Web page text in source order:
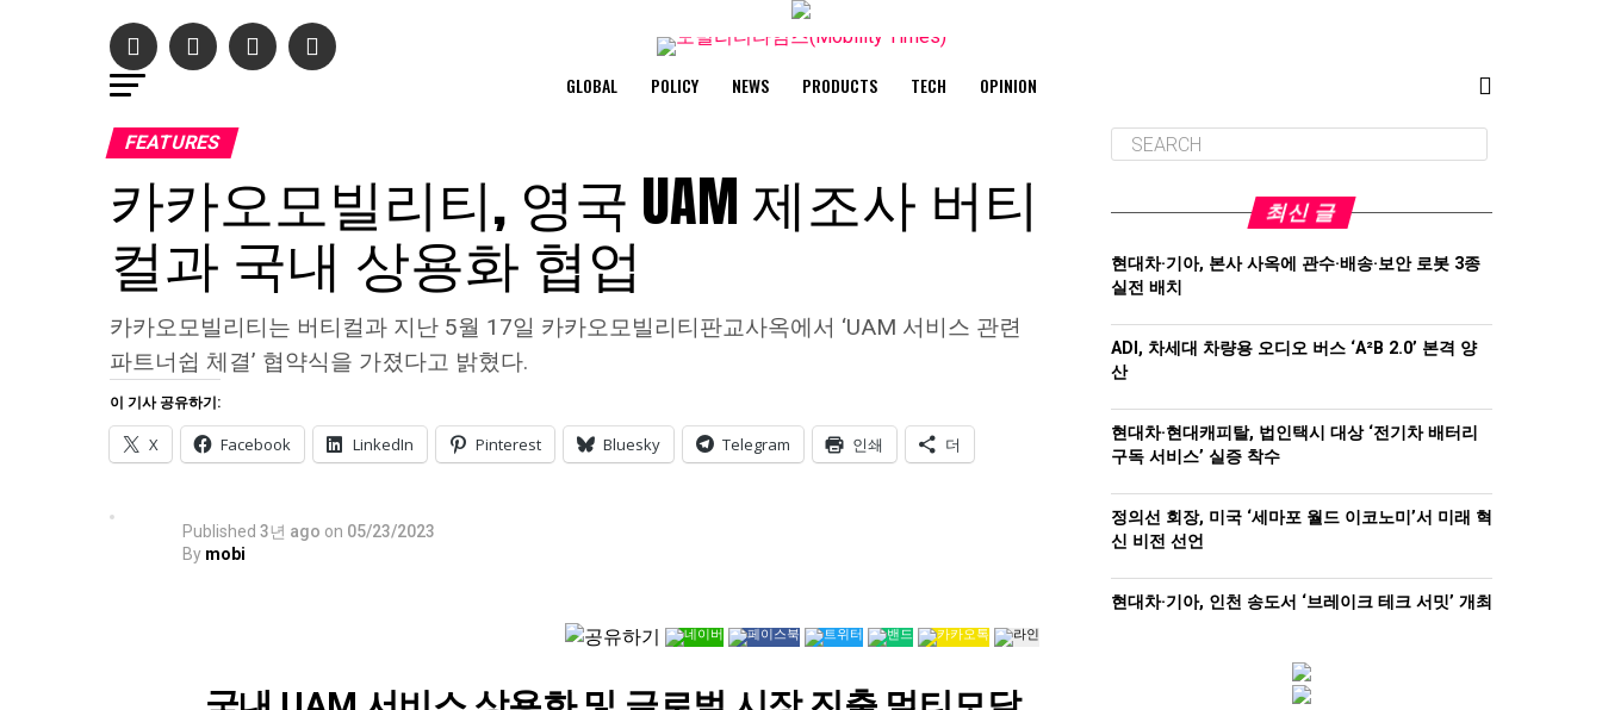
GLOBAL POLICY NEWS PRODUCTS TECH OPINION
FEATURES
카카오모빌리티, 영국 UAM 제조사 버티
컬과 국내 상용화 협업
카카오모빌리티는 버티컬과 지난 5월 17일 카카오모빌리티판교사옥에서 ‘UAM 서비스 관련
파트너쉽 체결’ 협약식을 가졌다고 밝혔다.
이 기사 공유하기:
X Facebook LinkedIn Pinterest Bluesky Telegram 인쇄 더
Published 3년 ago on 05/23/2023
By mobi
최신 글
현대차·기아, 본사 사옥에 관수·배송·보안 로봇 3종
실전 배치
ADI, 차세대 차량용 오디오 버스 ‘A²B 2.0’ 본격 양
산
현대차·현대캐피탈, 법인택시 대상 ‘전기차 배터리
구독 서비스’ 실증 착수
정의선 회장, 미국 ‘세마포 월드 이코노미’서 미래 혁
신 비전 선언
현대차·기아, 인천 송도서 ‘브레이크 테크 서밋’ 개최